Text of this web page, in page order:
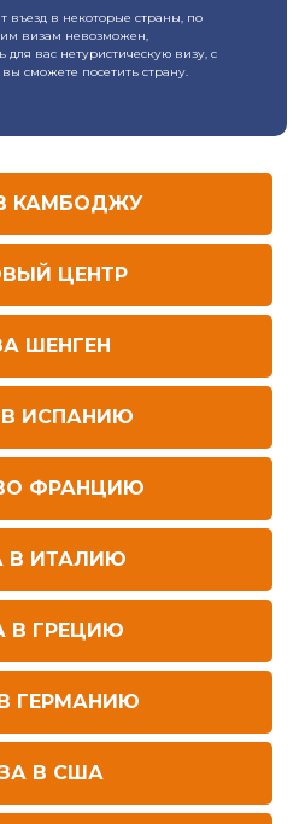
въезд в некоторые страны, по
визам невозможен,
вас нетуристическую визу, с
сможете посетить страну.
КАМБОДЖУ
ЦЕНТР
ШЕНГЕН
ИСПАНИЮ
ФРАНЦИЮ
В ИТАЛИЮ
В ГРЕЦИЮ
ГЕРМАНИЮ
В США